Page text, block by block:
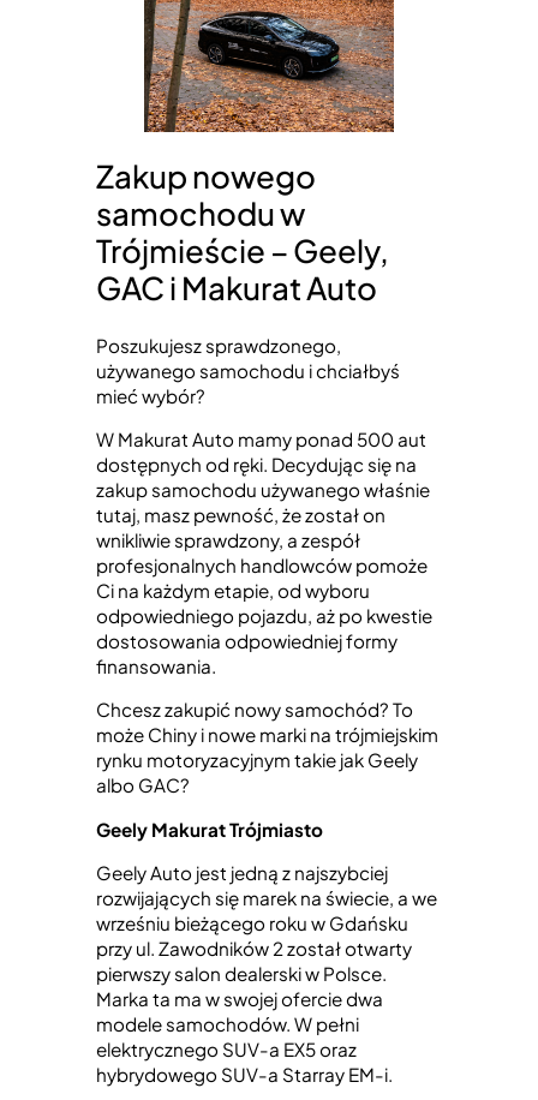
Zakup nowego
samochodu w
Trójmieście – Geely,
GAC i Makurat Auto
Poszukujesz sprawdzonego,
używanego samochodu i chciałbyś
mieć wybór?
W Makurat Auto mamy ponad 500 aut
dostępnych od ręki. Decydując się na
zakup samochodu używanego właśnie
tutaj, masz pewność, że został on
wnikliwie sprawdzony, a zespół
profesjonalnych handlowców pomoże
Ci na każdym etapie, od wyboru
odpowiedniego pojazdu, aż po kwestie
dostosowania odpowiedniej formy
finansowania.
Chcesz zakupić nowy samochód? To
może Chiny i nowe marki na trójmiejskim
rynku motoryzacyjnym takie jak Geely
albo GAC?
Geely Makurat Trójmiasto
Geely Auto jest jedną z najszybciej
rozwijających się marek na świecie, a we
wrześniu bieżącego roku w Gdańsku
przy ul. Zawodników 2 został otwarty
pierwszy salon dealerski w Polsce.
Marka ta ma w swojej ofercie dwa
modele samochodów. W pełni
elektrycznego SUV-a EX5 oraz
hybrydowego SUV-a Starray EM-i.